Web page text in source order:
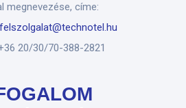
megnevezése, címe:
20/30/70-388-2821